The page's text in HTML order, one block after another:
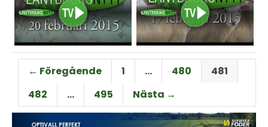
← Föregående 1 … 480
481
482
… 495 Nästa →